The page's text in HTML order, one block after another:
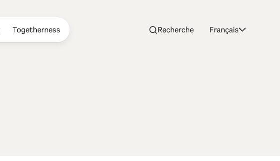
Togetherness Recherche Français